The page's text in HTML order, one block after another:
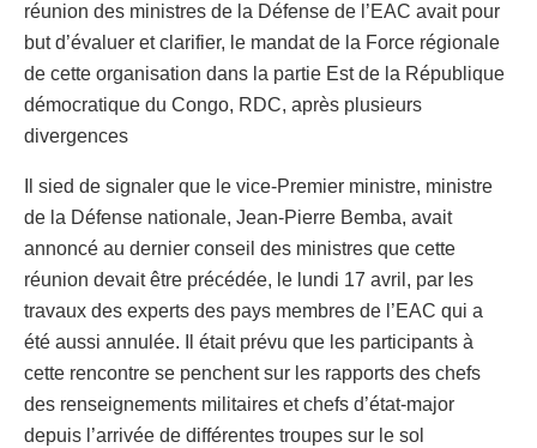
réunion des ministres de la Défense de l’EAC avait pour
but d’évaluer et clarifier, le mandat de la Force régionale
de cette organisation dans la partie Est de la République
démocratique du Congo, RDC, après plusieurs
divergences
Il sied de signaler que le vice-Premier ministre, ministre
de la Défense nationale, Jean-Pierre Bemba, avait
annoncé au dernier conseil des ministres que cette
réunion devait être précédée, le lundi 17 avril, par les
travaux des experts des pays membres de l’EAC qui a
été aussi annulée. Il était prévu que les participants à
cette rencontre se penchent sur les rapports des chefs
des renseignements militaires et chefs d’état-major
depuis l’arrivée de différentes troupes sur le sol